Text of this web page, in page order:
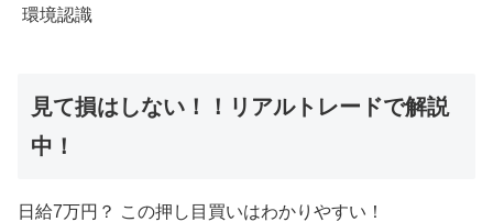
環境認識
見て損はしない！！リアルトレードで解説
中！
日給7万円？ この押し目買いはわかりやすい！